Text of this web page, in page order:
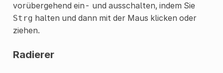
vorübergehend ein- und ausschalten, indem Sie
Strg halten und dann mit der Maus klicken oder
ziehen.
Radierer